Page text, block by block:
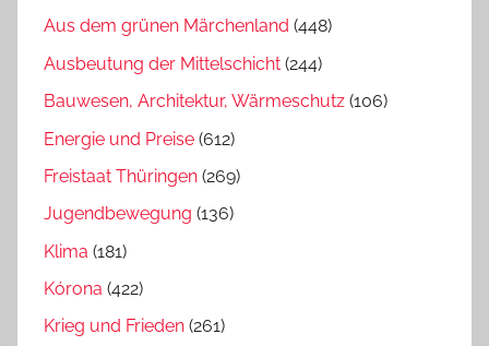
Aus dem grünen Märchenland (448)
Ausbeutung der Mittelschicht (244)
Bauwesen, Architektur, Wärmeschutz (106)
Energie und Preise (612)
Freistaat Thüringen (269)
Jugendbewegung (136)
Klima (181)
Kórona (422)
Krieg und Frieden (261)